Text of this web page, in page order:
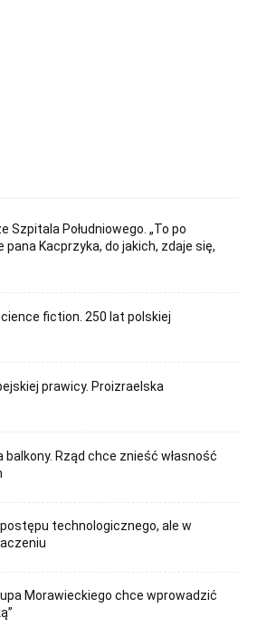
Szpitala Południowego. „To po
Kacprzyka, do jakich, zdaje się,
fiction. 250 lat polskiej
prawicy. Proizraelska
balkony. Rząd chce znieść własność
technologicznego, ale w
Morawieckiego chce wprowadzić